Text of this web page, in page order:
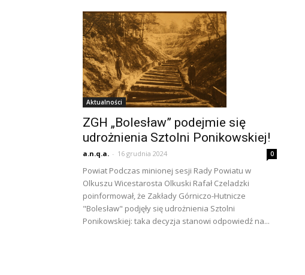
Aktualności
ZGH „Bolesław” podejmie się
udrożnienia Sztolni Ponikowskiej!
a.n.q.a. - 16 grudnia 2024 0
Powiat Podczas minionej sesji Rady Powiatu w
Olkuszu Wicestarosta Olkuski Rafał Czeladzki
poinformował, że Zakłady Górniczo-Hutnicze
"Bolesław" podjęły się udrożnienia Sztolni
Ponikowskiej: taka decyzja stanowi odpowiedź na...